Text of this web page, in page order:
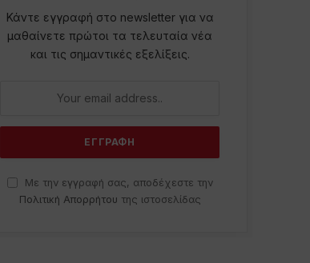
Κάντε εγγραφή στο newsletter για να
μαθαίνετε πρώτοι τα τελευταία νέα
και τις σημαντικές εξελίξεις.
Με την εγγραφή σας, αποδέχεστε την
Πολιτική Απορρήτου της ιστοσελίδας